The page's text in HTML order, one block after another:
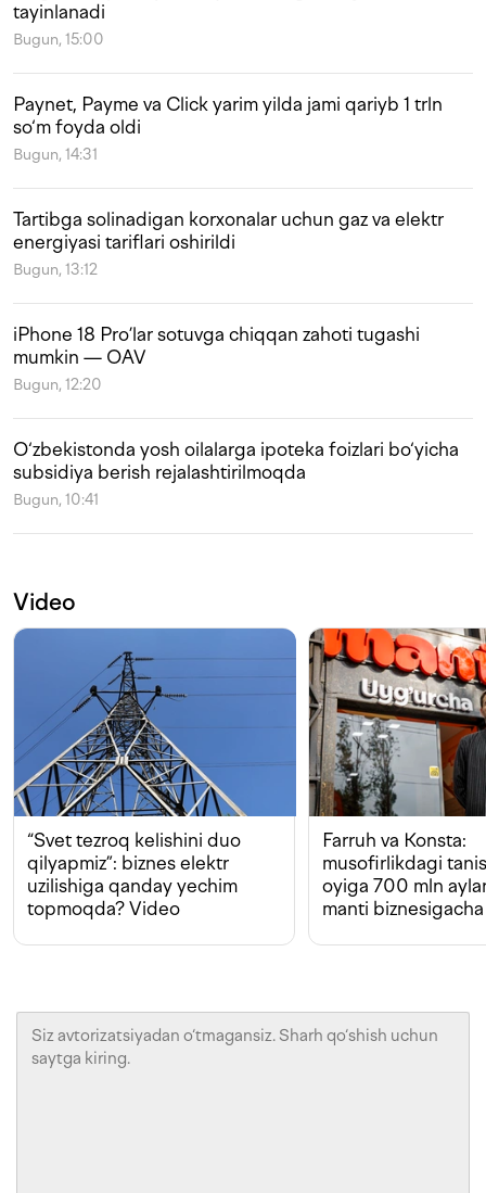
tayinlanadi
Bugun, 15:00
Paynet, Payme va Click yarim yilda jami qariyb 1 trln
so‘m foyda oldi
Bugun, 14:31
Tartibga solinadigan korxonalar uchun gaz va elektr
energiyasi tariflari oshirildi
Bugun, 13:12
iPhone 18 Pro’lar sotuvga chiqqan zahoti tugashi
mumkin — OAV
Bugun, 12:20
O‘zbekistonda yosh oilalarga ipoteka foizlari bo‘yicha
subsidiya berish rejalashtirilmoqda
Bugun, 10:41
Video
“Svet tezroq kelishini duo
qilyapmiz”: biznes elektr
uzilishiga qanday yechim
topmoqda? Video
Farruh va Konsta:
musofirlikdagi
oyiga 700 mln
manti biznesigacha